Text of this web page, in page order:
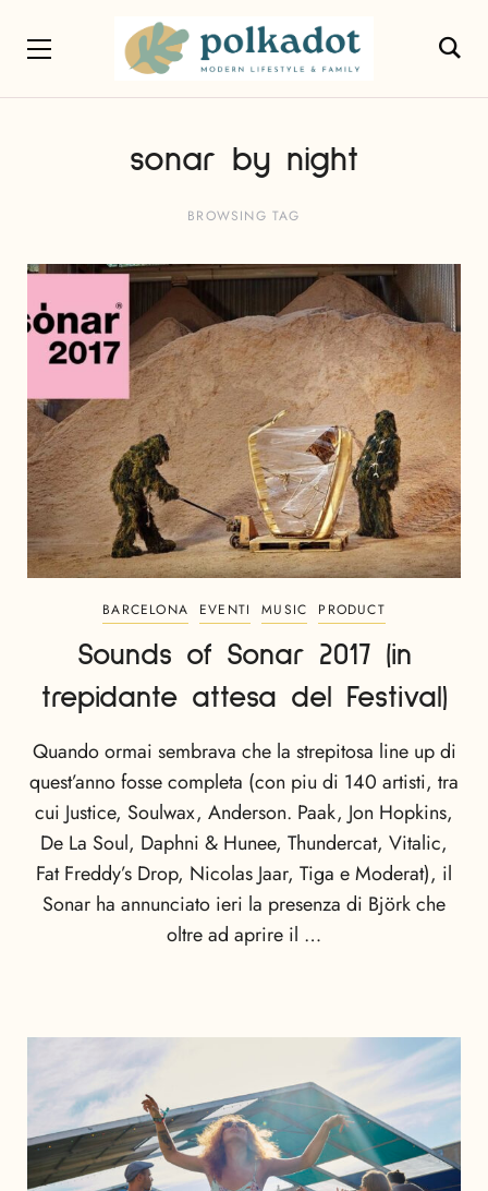
sonar by night
BROWSING TAG
BARCELONA EVENTI MUSIC PRODUCT
Sounds of Sonar 2017 (in
trepidante attesa del Festival)
Quando ormai sembrava che la strepitosa line up di
quest’anno fosse completa (con piu di 140 artisti, tra
cui Justice, Soulwax, Anderson. Paak, Jon Hopkins,
De La Soul, Daphni & Hunee, Thundercat, Vitalic,
Fat Freddy’s Drop, Nicolas Jaar, Tiga e Moderat), il
Sonar ha annunciato ieri la presenza di Björk che
oltre ad aprire il …